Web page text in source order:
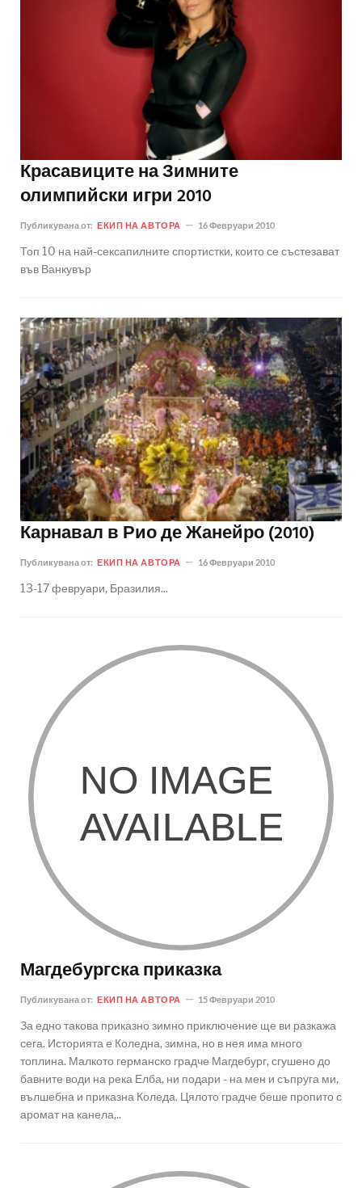
Красавиците на Зимните
олимпийски игри 2010
Публикувана от: ЕКИП НА АВТОРА 16 Февруари 2010
Топ 10 на най-сексапилните спортистки, които се състезават
във Ванкувър
Карнавал в Рио де Жанейро (2010)
Публикувана от: ЕКИП НА АВТОРА 16 Февруари 2010
13-17 февруари, Бразилия...
Магдебургска приказка
Публикувана от: ЕКИП НА АВТОРА 15 Февруари 2010
За едно такова приказно зимно приключение ще ви разкажа
сега. Историята е Коледна, зимна, но в нея има много
топлина. Малкото германско градче Магдебург, сгушено до
бавните води на река Елба, ни подари - на мен и съпруга ми,
вълшебна и приказна Коледа. Цялото градче беше пропито с
аромат на канела,..